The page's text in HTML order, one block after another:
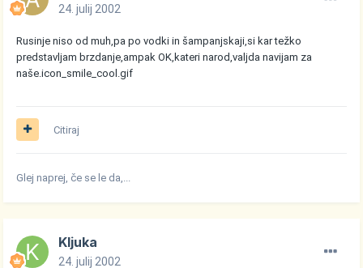
24. julij 2002
Rusinje niso od muh,pa po vodki in šampanjskaji,si kar težko
predstavljam brzdanje,ampak OK,kateri narod,valjda navijam za
naše.icon_smile_cool.gif
Citiraj
Glej naprej, če se le da,...
Kljuka
24. julij 2002